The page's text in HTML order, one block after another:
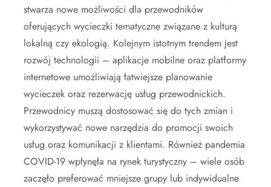
stwarza nowe możliwości dla przewodników
oferujących wycieczki tematyczne związane z kulturą
lokalną czy ekologią. Kolejnym istotnym trendem jest
rozwój technologii – aplikacje mobilne oraz platformy
internetowe umożliwiają łatwiejsze planowanie
wycieczek oraz rezerwację usług przewodnickich.
Przewodnicy muszą dostosować się do tych zmian i
wykorzystywać nowe narzędzia do promocji swoich
usług oraz komunikacji z klientami. Również pandemia
COVID-19 wpłynęła na rynek turystyczny – wiele osób
zaczęło preferować mniejsze grupy lub indywidualne